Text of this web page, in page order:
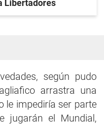
Libertadores
según pudo
arrastra una
le impediría ser parte
jugarán el Mundial,